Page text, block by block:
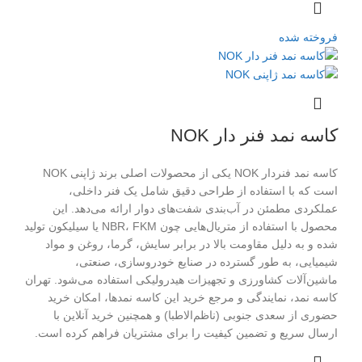
فروخته شده
کاسه نمد فنر دار NOK
کاسه نمد فنر‌دار NOK یکی از محصولات اصلی برند ژاپنی NOK
است که با استفاده از طراحی دقیق شامل یک فنر داخلی،
عملکردی مطمئن در آب‌بندی شفت‌های دوار ارائه می‌دهد. این
محصول با استفاده از متریال‌هایی چون NBR، FKM یا سیلیکون تولید
شده و به دلیل مقاومت بالا در برابر سایش، گرما، روغن و مواد
شیمیایی، به طور گسترده در صنایع خودروسازی، صنعتی،
ماشین‌آلات کشاورزی و تجهیزات هیدرولیکی استفاده می‌شود. تهران
کاسه نمد، نمایندگی و مرجع خرید این کاسه نمد‌ها، امکان خرید
حضوری از سعدی جنوبی (ناظم‌الاطبا) و همچنین خرید آنلاین با
ارسال سریع و تضمین کیفیت را برای مشتریان فراهم کرده است.